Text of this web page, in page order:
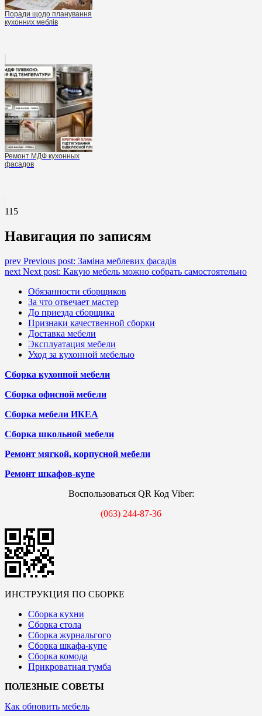
Поради щодо планування
кухонних меблів
Ремонт МДФ кухонных
фасадов
115
Навигация по записям
prev Previous post: Заміна меблевих фасадів
next Next post: Какую мебель можно собрать самостоятельно
Обязанности сборщиков
За что отвечает мастер
До приезда сборщика
Признаки качественной сборки
Доставка мебели
Эксплуатация мебели
Уход за кухонной мебелью
Сборка кухонной мебели
Сборка офисной мебели
Сборка мебели ИКЕА
Сборка школьной мебели
Ремонт мягкой, корпусной мебели
Ремонт шкафов-купе
Воспользоваться QR Код Viber:
(063) 244-87-36
ИНСТРУКЦИЯ ПО СБОРКЕ
Сборка кухни
Сборка стола
Сборка журнальгого
Сборка шкафа-купе
Сборка комода
Прикроватная тумба
ПОЛЕЗНЫЕ СОВЕТЫ
Как обновить мебель